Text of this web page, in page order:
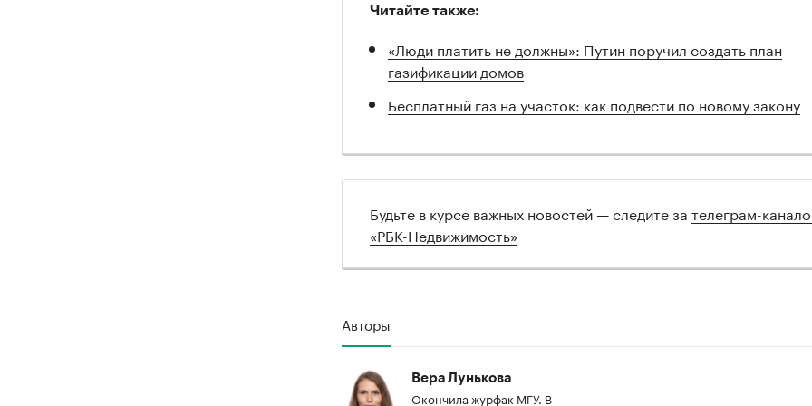
Читайте также:
«Люди платить не должны»: Путин поручил создать план
газификации домов
Бесплатный газ на участок: как подвести по новому закону
Будьте в курсе важных новостей — следите за телеграм-
«РБК-Недвижимость»
Авторы
Вера Лунькова
Окончила журфак МГУ. В